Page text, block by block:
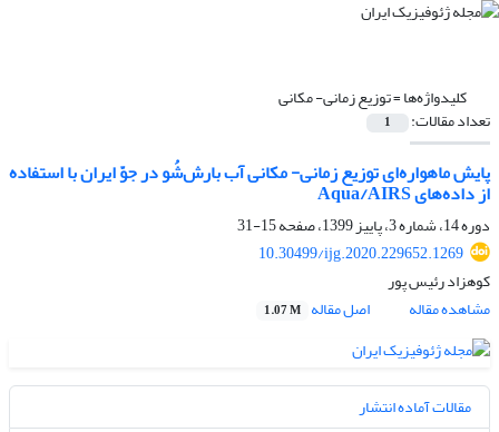
کلیدواژه‌ها =توزیع زمانی- مکانی
تعداد مقالات: 1
پایش ماهواره‌ای توزیع زمانی- مکانی آب بارش‌شُو در جوّ ایران با استفاده
از داده‌های Aqua/AIRS
دوره 14، شماره 3، پاییز 1399، صفحه
15-31
10.30499/ijg.2020.229652.1269
کوهزاد رئیس پور
مشاهده مقاله
اصل مقاله 1.07 M
مقالات آماده انتشار